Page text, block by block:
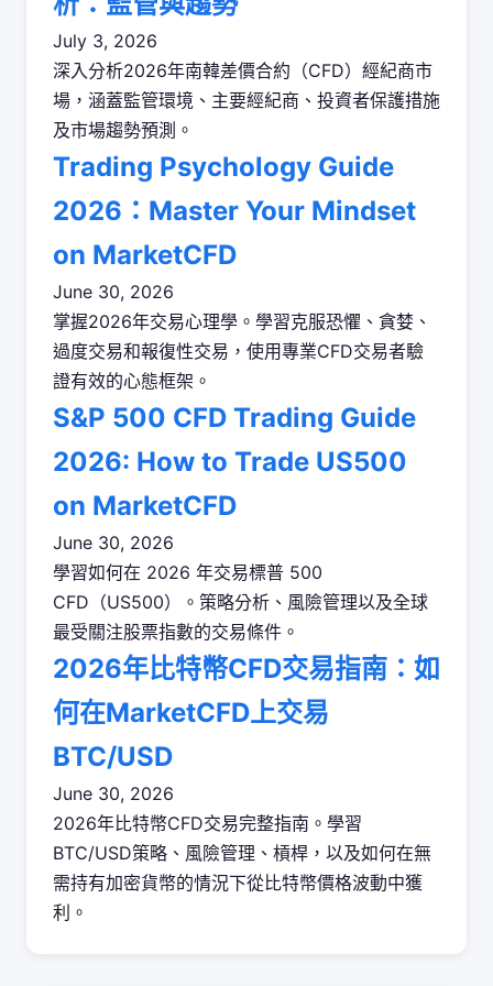
July 3, 2026
深入分析2026年南韓差價合約（CFD）經紀商市
場，涵蓋監管環境、主要經紀商、投資者保護措施
及市場趨勢預測。
Trading Psychology Guide
2026：Master Your Mindset
on MarketCFD
June 30, 2026
掌握2026年交易心理學。學習克服恐懼、貪婪、
過度交易和報復性交易，使用專業CFD交易者驗
證有效的心態框架。
S&P 500 CFD Trading Guide
2026: How to Trade US500
on MarketCFD
June 30, 2026
學習如何在 2026 年交易標普 500
CFD（US500）。策略分析、風險管理以及全球
最受關注股票指數的交易條件。
2026年比特幣CFD交易指南：如
何在MarketCFD上交易
BTC/USD
June 30, 2026
2026年比特幣CFD交易完整指南。學習
BTC/USD策略、風險管理、槓桿，以及如何在無
需持有加密貨幣的情況下從比特幣價格波動中獲
利。